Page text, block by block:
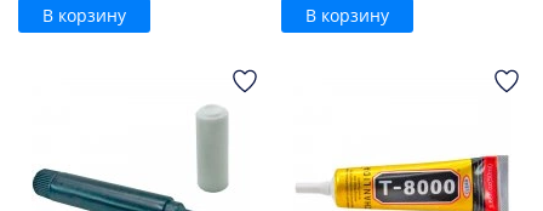
В корзину В корзину